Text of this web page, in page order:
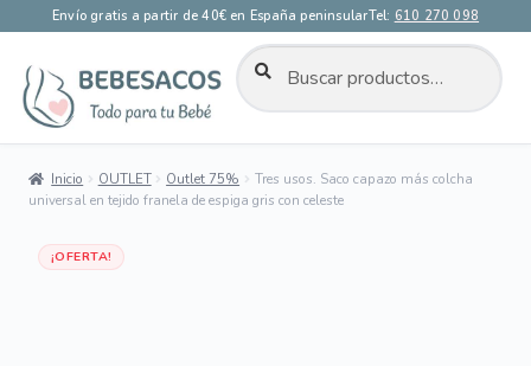
Envío gratis a partir de 40€ en España peninsularTel: 610 270 098
navegación
Buscar
por:
BUSCAR
Inicio OUTLET Outlet 75%
Tres usos. Saco capazo más colcha
universal en tejido franela de espiga gris con celeste
¡OFERTA!
OUTLET 75%